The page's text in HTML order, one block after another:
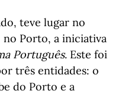
teve lugar no
no Porto, a iniciativa
Português. Este foi
três entidades: o
do Porto e a